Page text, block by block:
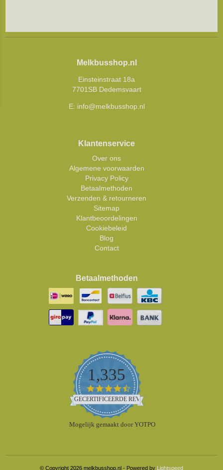
Melkbusshop.nl
Einsteinstraat 18a
7701SB Dedemsvaart
E: info@melkbusshop.nl
Klantenservice
Over ons
Algemene voorwaarden
Privacy Policy
Betaalmethoden
Verzenden & retourneren
Sitemap
Klantbeoordelingen
Cookiebeleid
Blog
Contact
Betaalmethoden
1,335
4.5
star
rating
GECERTIFICEERDE REVIEWS
Mogelijk gemaakt door YOTPO
© Copyright 2026 melkbusshop.nl - Powered by Lightspeed